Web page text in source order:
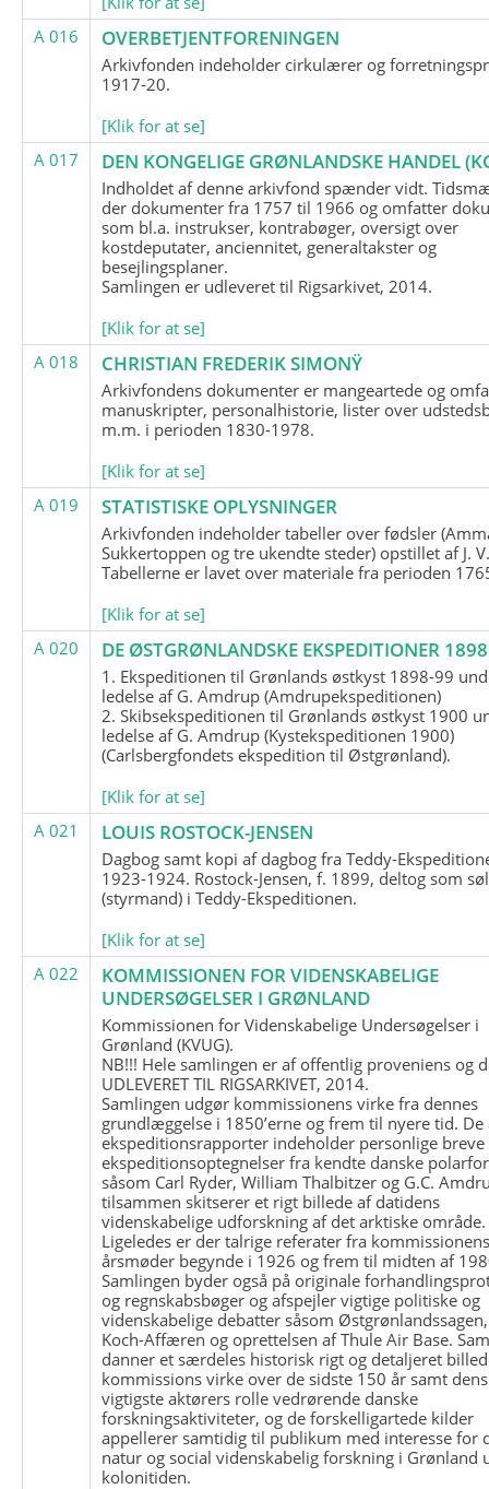
A 016
OVERBETJENTFORENINGEN
Arkivfonden indeholder cirkulærer og
1917-20.
[Klik for at se]
A 017
DEN KONGELIGE GRØNLANDSKE HANDEL
Indholdet af denne arkivfond spænder vidt.
der dokumenter fra 1757 til 1966 og omfatter
som bl.a. instrukser, kontrabøger, oversigt over
kostdeputater, anciennitet, generaltakster og
besejlingsplaner.
Samlingen er udleveret til Rigsarkivet, 2014.
[Klik for at se]
A 018
CHRISTIAN FREDERIK SIMONŸ
Arkivfondens dokumenter er mangeartede og
manuskripter, personalhistorie, lister over
m.m. i perioden 1830-1978.
[Klik for at se]
A 019
STATISTISKE OPLYSNINGER
Arkivfonden indeholder tabeller over fødsler
Sukkertoppen og tre ukendte steder) opstillet af J.
Tabellerne er lavet over materiale fra perioden
[Klik for at se]
A 020
DE ØSTGRØNLANDSKE EKSPEDITIONER
1. Ekspeditionen til Grønlands østkyst 1898-99
ledelse af G. Amdrup (Amdrupekspeditionen)
2. Skibsekspeditionen til Grønlands østkyst 1900
ledelse af G. Amdrup (Kystekspeditionen 1900)
(Carlsbergfondets ekspedition til Østgrønland).
[Klik for at se]
A 021
LOUIS ROSTOCK-JENSEN
Dagbog samt kopi af dagbog fra Teddy-
1923-1924. Rostock-Jensen, f. 1899, deltog som
(styrmand) i Teddy-Ekspeditionen.
[Klik for at se]
A 022
KOMMISSIONEN FOR VIDENSKABELIGE
UNDERSØGELSER I GRØNLAND
Kommissionen for Videnskabelige Undersøgelser i
Grønland (KVUG).
NB!!! Hele samlingen er af offentlig proveniens og
UDLEVERET TIL RIGSARKIVET, 2014.
Samlingen udgør kommissionens virke fra dennes
grundlæggelse i 1850’erne og frem til nyere tid.
ekspeditionsrapporter indeholder personlige breve
ekspeditionsoptegnelser fra kendte danske
såsom Carl Ryder, William Thalbitzer og G.C.
tilsammen skitserer et rigt billede af datidens
videnskabelige udforskning af det arktiske område.
Ligeledes er der talrige referater fra
årsmøder begynde i 1926 og frem til midten af
Samlingen byder også på originale
og regnskabsbøger og afspejler vigtige politiske og
videnskabelige debatter såsom
Koch-Affæren og oprettelsen af Thule Air Base.
danner et særdeles historisk rigt og detaljeret
kommissions virke over de sidste 150 år samt dens
vigtigste aktørers rolle vedrørende danske
forskningsaktiviteter, og de forskelligartede kilder
appellerer samtidig til publikum med interesse for
natur og social videnskabelig forskning i Grønland
kolonitiden.